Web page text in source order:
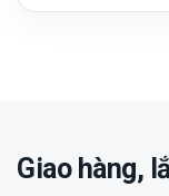
Giao hàng,